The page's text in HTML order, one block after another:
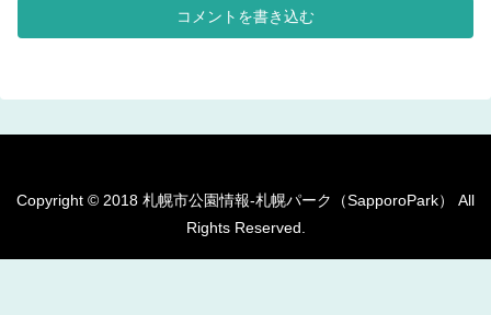
ンクガーデンには、噴水が設けら
れています。噴水稼働期間7月1
コメントを書き込む
Copyright © 2018 札幌市公園情報-札幌パーク（SapporoPark） All
Rights Reserved.